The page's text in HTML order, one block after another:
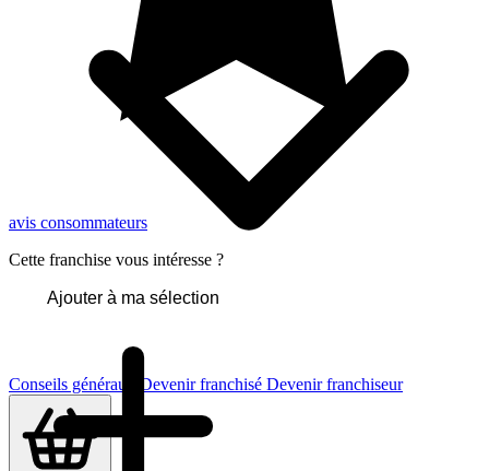
Conseils généraux Devenir franchisé Devenir franchiseur
avis consommateurs
Cette franchise vous intéresse ?
Ajouter à ma sélection